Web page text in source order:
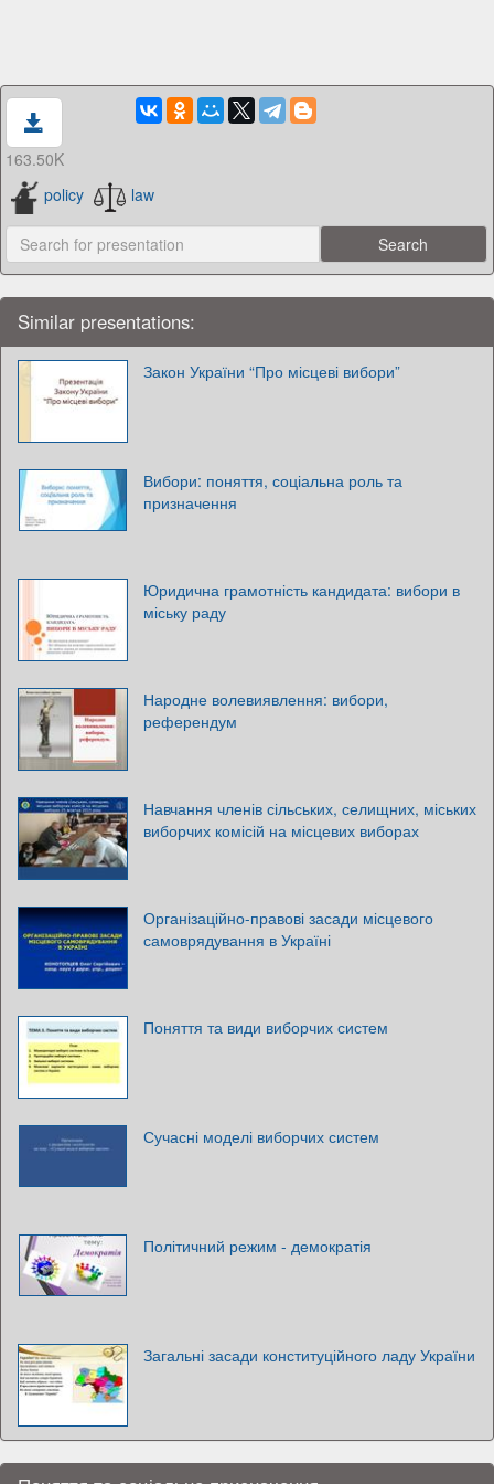
163.50K
policy
law
Similar presentations:
Закон України “Про місцеві вибори”
Вибори: поняття, соціальна роль та
призначення
Юридична грамотність кандидата: вибори в
міську раду
Народне волевиявлення: вибори,
референдум
Навчання членів сільських, селищних, міських
виборчих комісій на місцевих виборах
Організаційно-правові засади місцевого
самоврядування в Україні
Поняття та види виборчих систем
Сучасні моделі виборчих систем
Політичний режим - демократія
Загальні засади конституційного ладу України